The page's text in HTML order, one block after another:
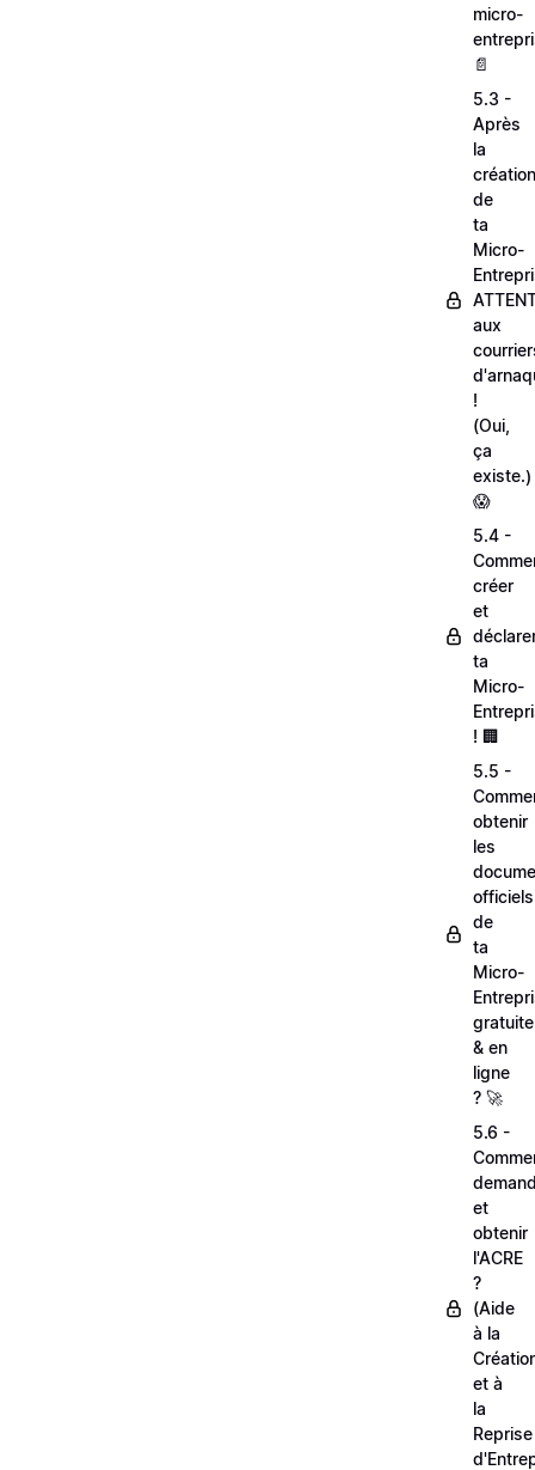
micro-
📄
5.3 -
Après
la
création
de
ta
Micro-
aux
!
(Oui,
ça
existe.)
😱
5.4 -
créer
et
ta
Micro-
! 🏢
5.5 -
obtenir
les
officiels
de
ta
Micro-
& en
ligne
? 🚀
5.6 -
et
obtenir
l'ACRE
?
(Aide
à la
et à
la
Reprise